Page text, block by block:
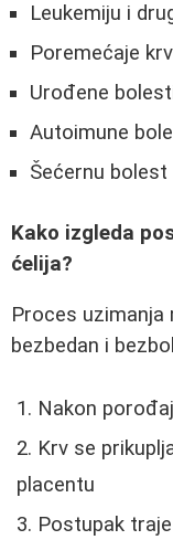
Leukemiju i
Poremećaje
Urođene
Autoimune
Šećernu bolest
Kako izgleda
ćelija?
Proces uzimanja
bezbedan i
Nakon
Krv se
placentu
Postupak